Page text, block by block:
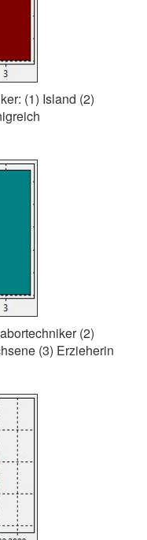
(1) Island (2)
(2)
(3) Erzieherin